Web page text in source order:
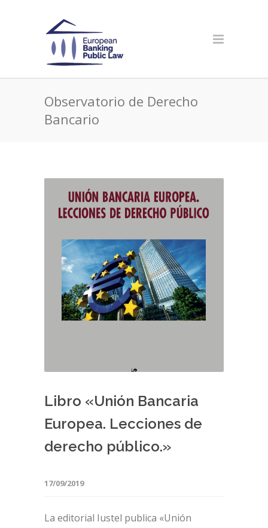
Observatorio de Derecho
Bancario
Libro «Unión Bancaria
Europea. Lecciones de
derecho público.»
17/09/2019
La editorial Iustel publica «Unión